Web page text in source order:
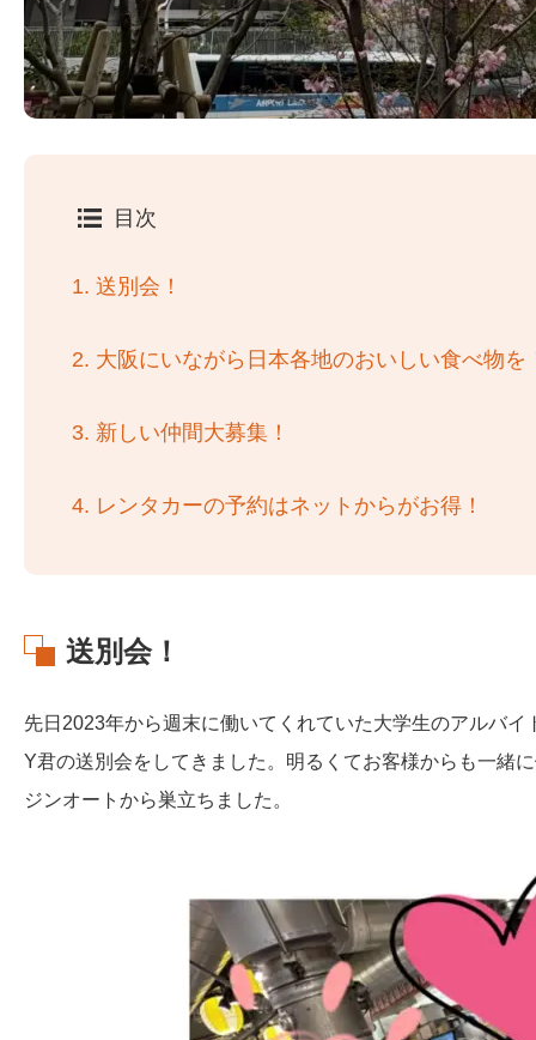
目次
1. 送別会！
2. 大阪にいながら日本各地のおいしい食べ物を
3. 新しい仲間大募集！
4. レンタカーの予約はネットからがお得！
送別会！
先日2023年から週末に働いてくれていた大学生のアルバ
Y君の送別会をしてきました。明るくてお客様からも一緒
ジンオートから巣立ちました。